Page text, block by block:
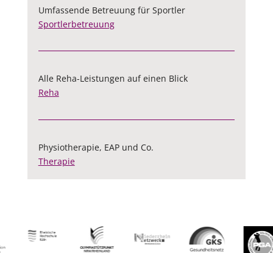
Umfassende Betreuung für Sportler
Sportlerbetreuung
Alle Reha-Leistungen auf einen Blick
Reha
Physiotherapie, EAP und Co.
Therapie